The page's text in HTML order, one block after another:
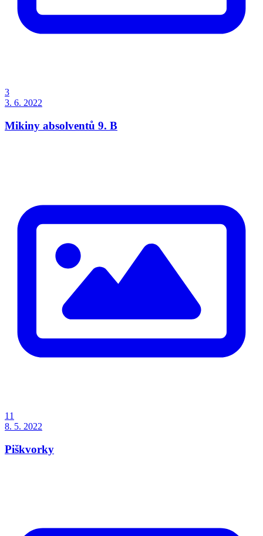
3
3. 6. 2022
Mikiny absolventů 9. B
11
8. 5. 2022
Piškvorky